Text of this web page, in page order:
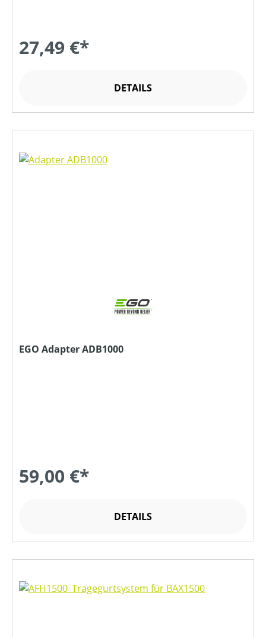
27,49 €*
DETAILS
EGO Adapter ADB1000
59,00 €*
DETAILS